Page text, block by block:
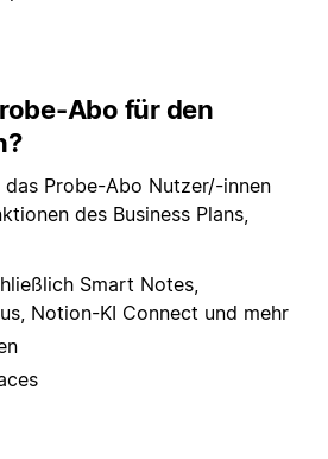
Abo für den
Probe-Abo Nutzer/-innen
des Business Plans,
Smart Notes,
Notion-KI Connect und mehr